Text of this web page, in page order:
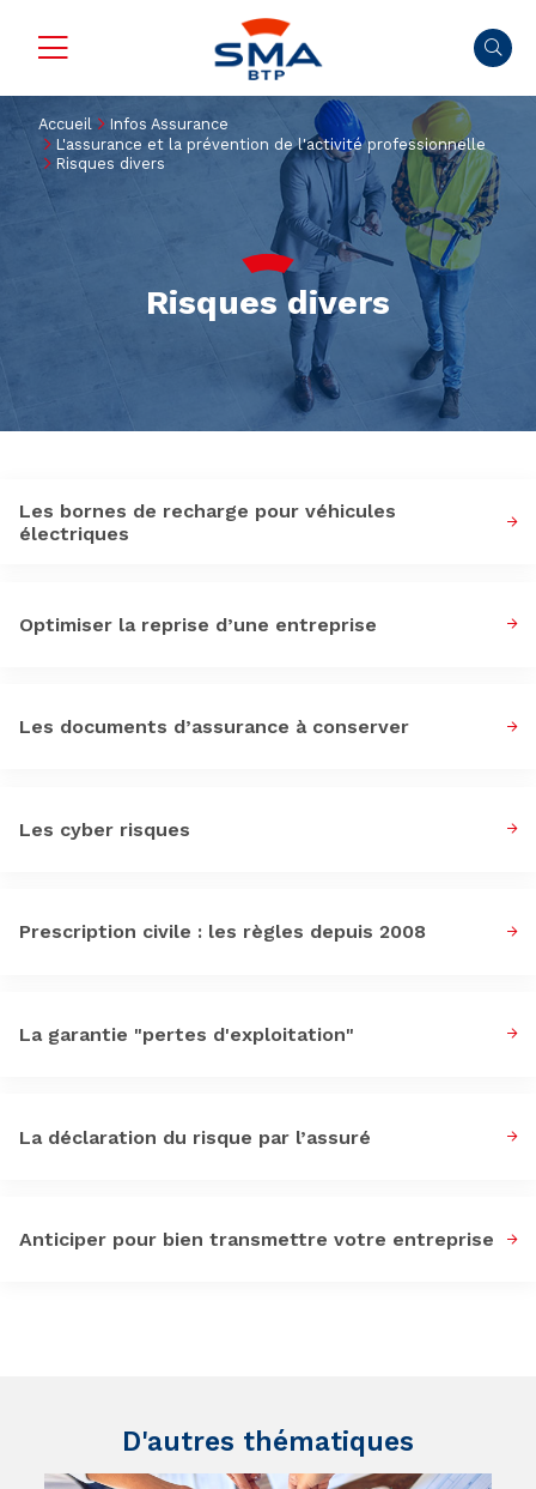
Accueil
Infos Assurance
L'assurance et la prévention de l'activité professionnelle
Risques divers
Risques divers
Les bornes de recharge pour véhicules
électriques
Optimiser la reprise d’une entreprise
Les documents d’assurance à conserver
Les cyber risques
Prescription civile : les règles depuis 2008
La garantie "pertes d'exploitation"
La déclaration du risque par l’assuré
Anticiper pour bien transmettre votre entreprise
D'autres thématiques